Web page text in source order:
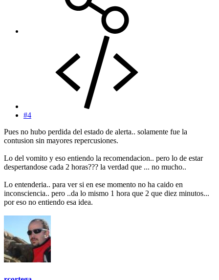
#4
Pues no hubo perdida del estado de alerta.. solamente fue la
contusion sin mayores repercusiones.
Lo del vomito y eso entiendo la recomendacion.. pero lo de estar
despertandose cada 2 horas??? la verdad que ... no mucho..
Lo entenderia.. para ver si en ese momento no ha caido en
inconsciencia.. pero ..da lo mismo 1 hora que 2 que diez minutos...
por eso no entiendo esa idea.